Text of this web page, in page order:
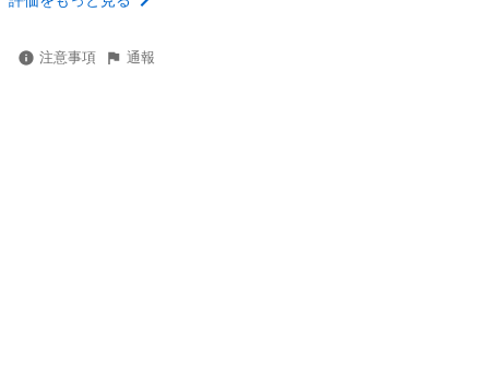
注意事項 通報